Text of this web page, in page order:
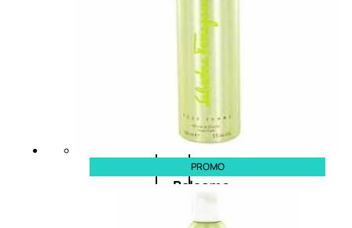
Sieri e Cristalli
Cera e Crema
Gel Capelli
Colorazione
Shampoo
Balsamo
PROMO